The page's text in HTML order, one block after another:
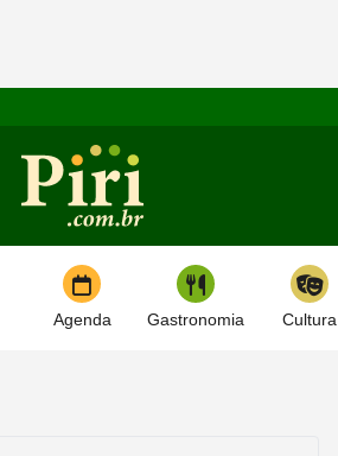
Agenda Gastronomia Cultura